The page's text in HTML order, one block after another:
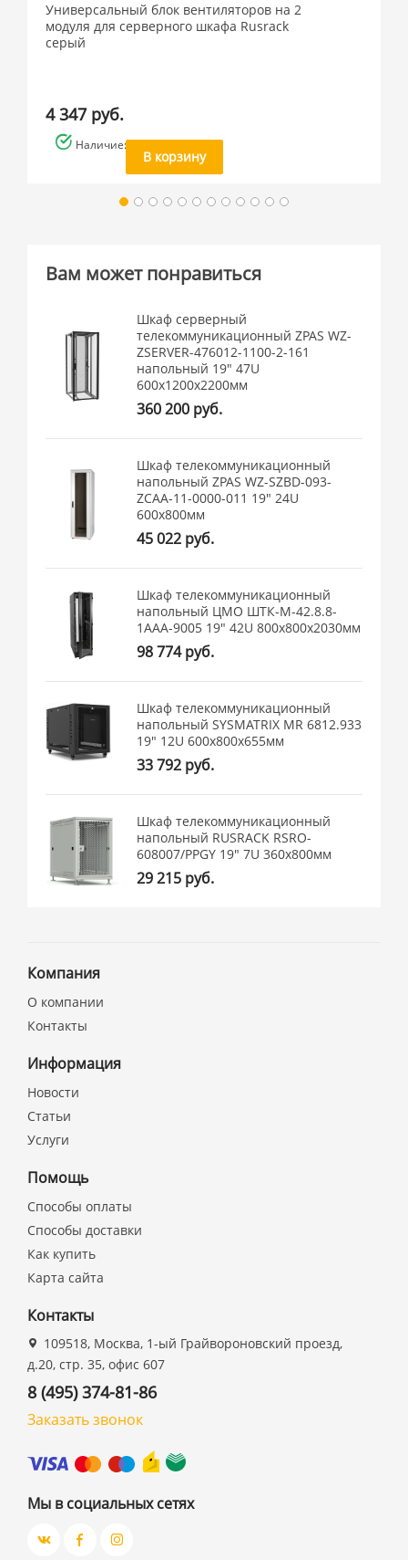
Универсальный блок вентиляторов на 2
модуля для серверного шкафа Rusrack
серый
4 347 руб.
Наличие: много
В корзину
Вам может понравиться
Шкаф серверный
телекоммуникационный ZPAS WZ-
ZSERVER-476012-1100-2-161
напольный 19" 47U
600x1200x2200мм
360 200 руб.
Шкаф телекоммуникационный
напольный ZPAS WZ-SZBD-093-
ZCAA-11-0000-011 19" 24U
600x800мм
45 022 руб.
Шкаф телекоммуникационный
напольный ЦМО ШТК-М-42.8.8-
1ААА-9005 19" 42U 800x800x2030мм
98 774 руб.
Шкаф телекоммуникационный
напольный SYSMATRIX MR 6812.933
19" 12U 600x800x655мм
33 792 руб.
Шкаф телекоммуникационный
напольный RUSRACK RSRO-
608007/PPGY 19" 7U 360x800мм
29 215 руб.
Компания
О компании
Контакты
Информация
Новости
Статьи
Услуги
Помощь
Способы оплаты
Способы доставки
Как купить
Карта сайта
Контакты
109518, Москва, 1-ый Грайвороновский проезд,
д.20, стр. 35, офис 607
8 (495) 374-81-86
Заказать звонок
Мы в социальных сетях